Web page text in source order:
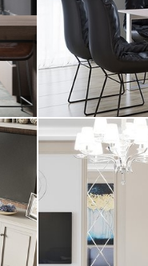
квартира, 172
Современный
Дизайн
"Времена
выполненный